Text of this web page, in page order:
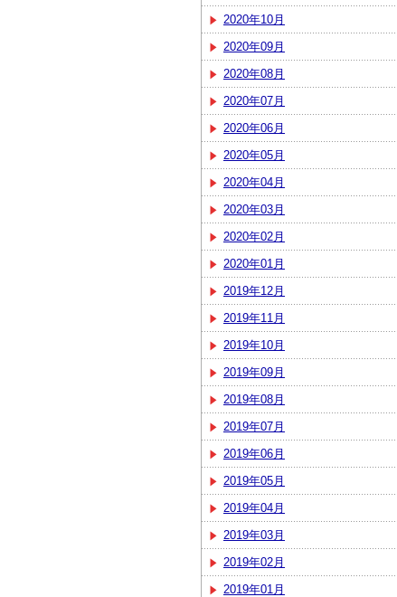
2020年10月
2020年09月
2020年08月
2020年07月
2020年06月
2020年05月
2020年04月
2020年03月
2020年02月
2020年01月
2019年12月
2019年11月
2019年10月
2019年09月
2019年08月
2019年07月
2019年06月
2019年05月
2019年04月
2019年03月
2019年02月
2019年01月